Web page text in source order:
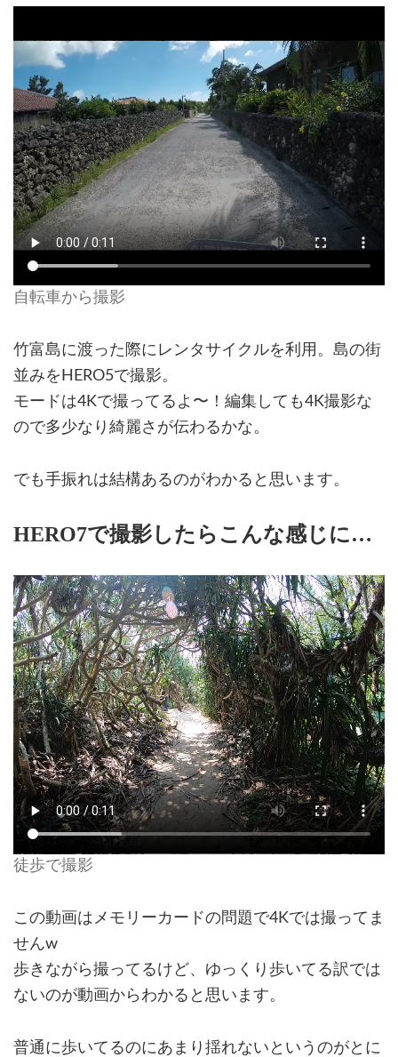
自転車から撮影
竹富島に渡った際にレンタサイクルを利用。島の街
並みをHERO5で撮影。
モードは4Kで撮ってるよ〜！編集しても4K撮影な
ので多少なり綺麗さが伝わるかな。
でも手振れは結構あるのがわかると思います。
HERO7で撮影したらこんな感じに…
徒歩で撮影
この動画はメモリーカードの問題で4Kでは撮ってま
せんw
歩きながら撮ってるけど、ゆっくり歩いてる訳では
ないのが動画からわかると思います。
普通に歩いてるのにあまり揺れないというのがとに